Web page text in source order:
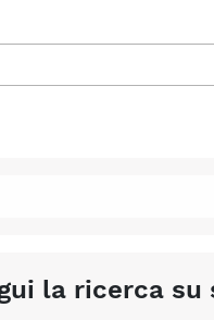
la ricerca su